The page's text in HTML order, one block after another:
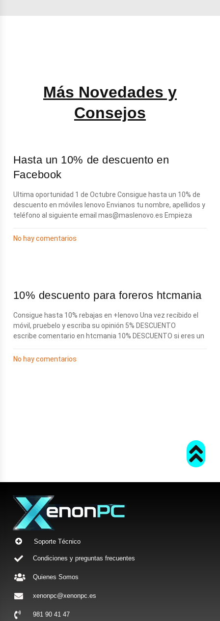
Más Novedades y
Consejos
Hasta un 10% de descuento en
Facebook
Ultima oportunidad 1 de Octubre Consigue hasta un 10% de
descuento en móviles lenovo Envianos tu nombre, apellidos y
teléfono al siguiente email mas@maslenovo.es Empieza
No hay comentarios
10% descuento para foreros htcmania
Consigue hasta 10% rebajas en +lenovo Una vez recibido el
móvil, pruebelo y escriba su opinión 5% DESCUENTO
escribe comentario en htcmania 10% DESCUENTO si eres un
No hay comentarios
Soporte Técnico
Condiciones y preguntas frecuentes
Quienes Somos
xenonpc@xenonpc.es
981 90 41 47